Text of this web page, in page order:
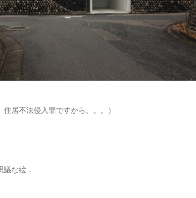
居不法侵入罪ですから。。。）
な絵．